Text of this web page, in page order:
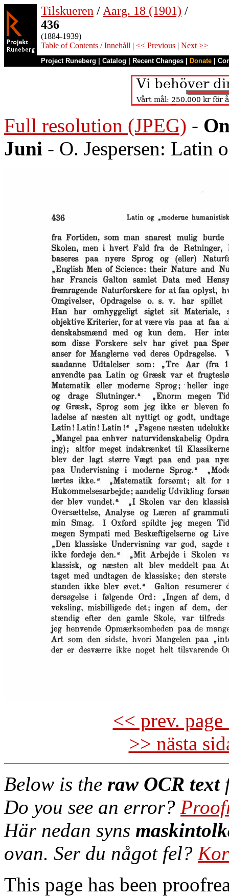
Tilskueren / Aarg. 18 (1901) /
436
(1884-1939)
Table of Contents / Innehåll | << Previous | Next >>
Project Runeberg Catalog Recent Changes Donate
Full resolution (JPEG) -
Juni - O. Jespersen: Latin
<< prev.
>> nästa
Below is the raw OCR text
Do you see an error?
Här nedan syns
ovan. Ser du något fel?
This page has been